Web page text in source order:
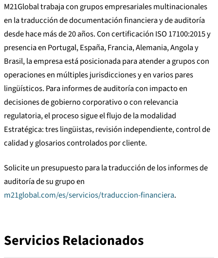
M21Global trabaja con grupos empresariales multinacionales
en la traducción de documentación financiera y de auditoría
desde hace más de 20 años. Con certificación ISO 17100:2015 y
presencia en Portugal, España, Francia, Alemania, Angola y
Brasil, la empresa está posicionada para atender a grupos con
operaciones en múltiples jurisdicciones y en varios pares
lingüísticos. Para informes de auditoría con impacto en
decisiones de gobierno corporativo o con relevancia
regulatoria, el proceso sigue el flujo de la modalidad
Estratégica: tres lingüistas, revisión independiente, control de
calidad y glosarios controlados por cliente.
Solicite un presupuesto para la traducción de los informes de
auditoría de su grupo en
m21global.com/es/servicios/traduccion-financiera.
Servicios Relacionados